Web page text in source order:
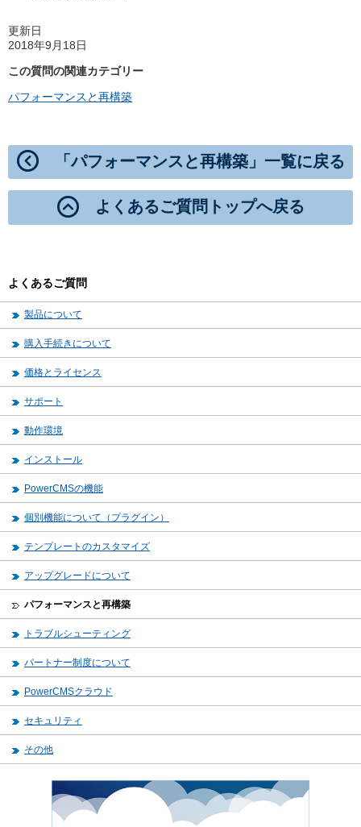
更新日
2018年9月18日
この質問の関連カテゴリー
パフォーマンスと再構築
「パフォーマンスと再構築」一覧に戻る
よくあるご質問トップへ戻る
よくあるご質問
製品について
購入手続きについて
価格とライセンス
サポート
動作環境
インストール
PowerCMSの機能
個別機能について（プラグイン）
テンプレートのカスタマイズ
アップグレードについて
パフォーマンスと再構築
トラブルシューティング
パートナー制度について
PowerCMSクラウド
セキュリティ
その他